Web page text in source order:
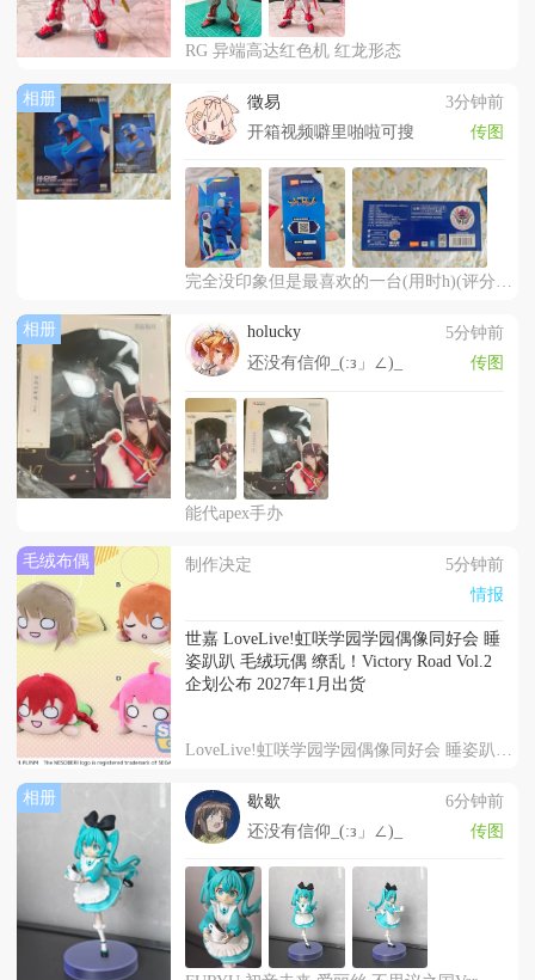
RG 异端高达红色机 红龙形态
相册 徵易
3分钟前
开箱视频噼里啪啦可搜
传图
完全没印象但是最喜欢的一台(用时h)(评分/5)
相册 holucky
5分钟前
还没有信仰_(:з」∠)_
传图
能代apex手办
毛绒布偶 制作决定
5分钟前
情报
世嘉 LoveLive!虹咲学园学园偶像同好会 睡
姿趴趴 毛绒玩偶 缭乱！Victory Road Vol.2
企划公布 2027年1月出货
相册 歇歇
6分钟前
还没有信仰_(:з」∠)_
传图